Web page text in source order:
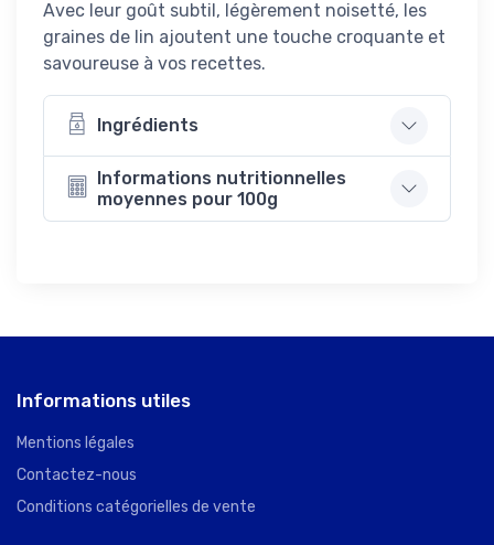
Avec leur goût subtil, légèrement noisetté, les
graines de lin ajoutent une touche croquante et
savoureuse à vos recettes.
Ingrédients
Informations nutritionnelles
moyennes pour 100g
Informations utiles
Mentions légales
Contactez-nous
Conditions catégorielles de vente